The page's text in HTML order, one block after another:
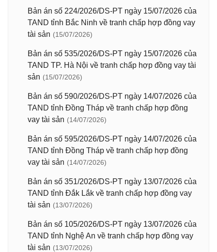
Bản án số 224/2026/DS-PT ngày 15/07/2026 của
TAND tỉnh Bắc Ninh về tranh chấp hợp đồng vay
tài sản (15/07/2026)
Bản án số 535/2026/DS-PT ngày 15/07/2026 của
TAND TP. Hà Nội về tranh chấp hợp đồng vay tài
sản (15/07/2026)
Bản án số 590/2026/DS-PT ngày 14/07/2026 của
TAND tỉnh Đồng Tháp về tranh chấp hợp đồng
vay tài sản (14/07/2026)
Bản án số 595/2026/DS-PT ngày 14/07/2026 của
TAND tỉnh Đồng Tháp về tranh chấp hợp đồng
vay tài sản (14/07/2026)
Bản án số 351/2026/DS-PT ngày 13/07/2026 của
TAND tỉnh Đắk Lắk về tranh chấp hợp đồng vay
tài sản (13/07/2026)
Bản án số 105/2026/DS-PT ngày 13/07/2026 của
TAND tỉnh Nghệ An về tranh chấp hợp đồng vay
tài sản (13/07/2026)